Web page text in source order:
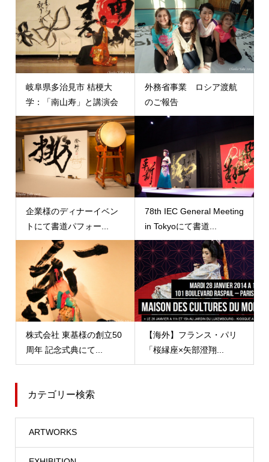
岐阜県多治見市 桔梗大
学：「南山寿」と講演会
外務省事業 ロシア渡航
のご報告
企業様のディナーイベン
トにて書道パフォー...
78th IEC General Meeting
in Tokyoにて書道...
株式会社 東基様の創立50
周年 記念式典にて...
【海外】フランス・パリ
「桜縁座×矢部澄翔...
カテゴリー検索
ARTWORKS